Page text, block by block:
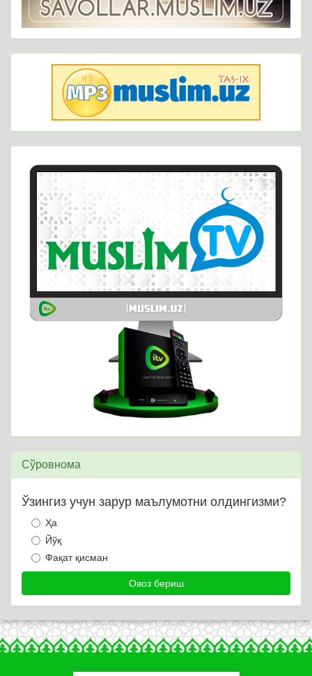
Сўровнома
Ўзингиз учун зарур маълумотни олдингизми?
Ҳа
Йўқ
Фақат қисман